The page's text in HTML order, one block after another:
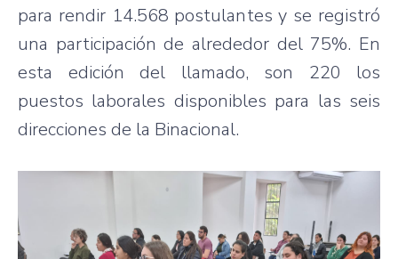
para rendir 14.568 postulantes y se registró
una participación de alrededor del 75%. En
esta edición del llamado, son 220 los
puestos laborales disponibles para las seis
direcciones de la Binacional.